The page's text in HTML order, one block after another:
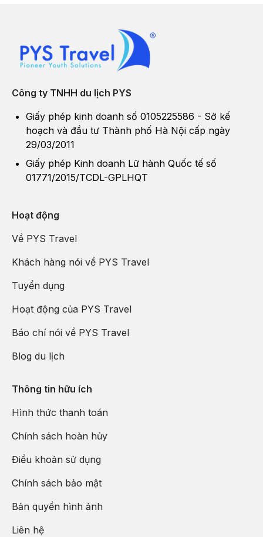
Công ty TNHH du lịch PYS
Giấy phép kinh doanh số 0105225586 - Sở kế
hoạch và đầu tư Thành phố Hà Nội cấp ngày
29/03/2011
Giấy phép Kinh doanh Lữ hành Quốc tế số
01771/2015/TCDL-GPLHQT
Hoạt động
Về PYS Travel
Khách hàng nói về PYS Travel
Tuyển dụng
Hoạt động của PYS Travel
Báo chí nói về PYS Travel
Blog du lịch
Thông tin hữu ích
Hình thức thanh toán
Chính sách hoàn hủy
Điều khoản sử dụng
Chính sách bảo mật
Bản quyền hình ảnh
Liên hệ